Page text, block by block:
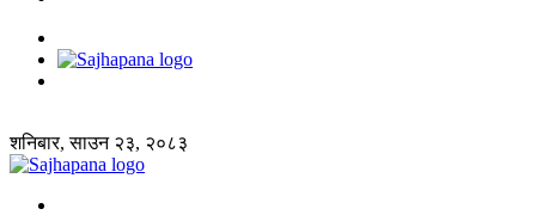
शनिबार, साउन २३, २०८३